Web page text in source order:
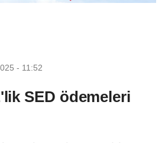
- 11:52
SED ödemeleri